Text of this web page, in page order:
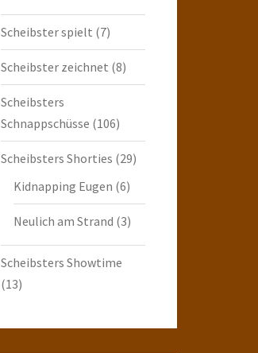
Scheibster spielt (7)
Scheibster zeichnet (8)
Scheibsters
Schnappschüsse (106)
Scheibsters Shorties (29)
Kidnapping Eugen (6)
Neulich am Strand (3)
Scheibsters Showtime
(13)